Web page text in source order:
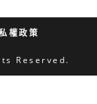
權政策
Reserved.